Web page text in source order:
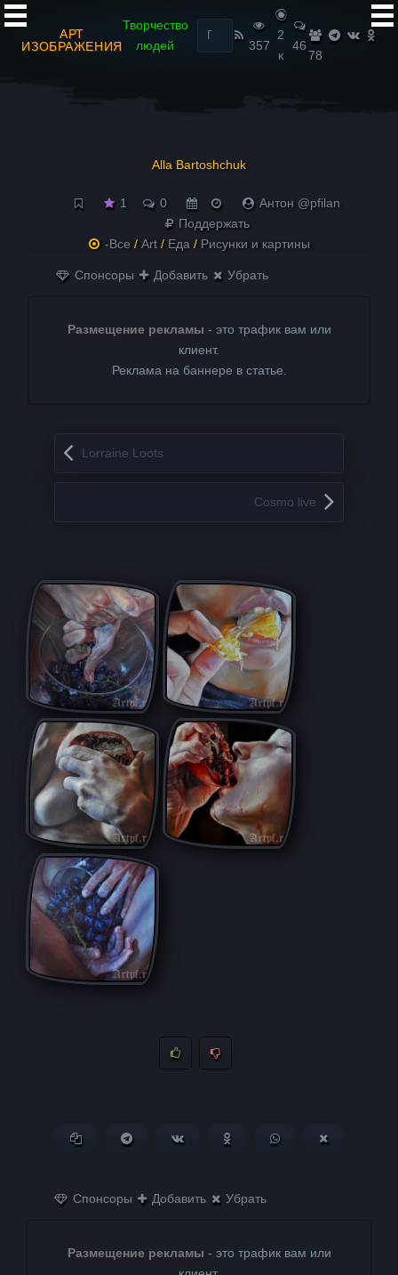
АРТ
ИЗОБРАЖЕНИЯ
Творчество
людей
Найти:
357
2
к
46
78
Alla Bartoshchuk
1 0
Антон @pfilan
Поддержать
-Все / Art/ Еда / Рисунки и картины
Спонсоры Добавить Убрать
Размещение рекламы - это трафик вам или
клиент.
Реклама на баннере в статье.
Запись навигация
Lorraine Loots
Cosmo live
Копировать ссылкуПоделиться в Telegram
Поделиться ВКонтактеПоделиться в
Поделиться в
Спонсоры Добавить Убрать
Размещение рекламы - это трафик вам или